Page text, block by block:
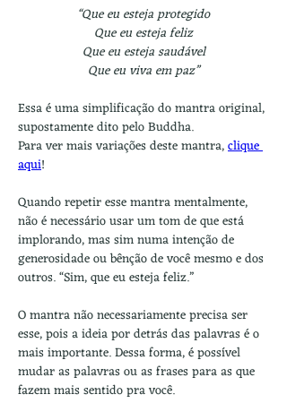
“Que eu esteja protegido
Que eu esteja feliz
Que eu esteja saudável
Que eu viva em paz”
Essa é uma simplificação do mantra original,
supostamente dito pelo Buddha.
Para ver mais variações deste mantra, clique
aqui!
Quando repetir esse mantra mentalmente,
não é necessário usar um tom de que está
implorando, mas sim numa intenção de
generosidade ou bênção de você mesmo e dos
outros. “Sim, que eu esteja feliz.”
O mantra não necessariamente precisa ser
esse, pois a ideia por detrás das palavras é o
mais importante. Dessa forma, é possível
mudar as palavras ou as frases para as que
fazem mais sentido pra você.